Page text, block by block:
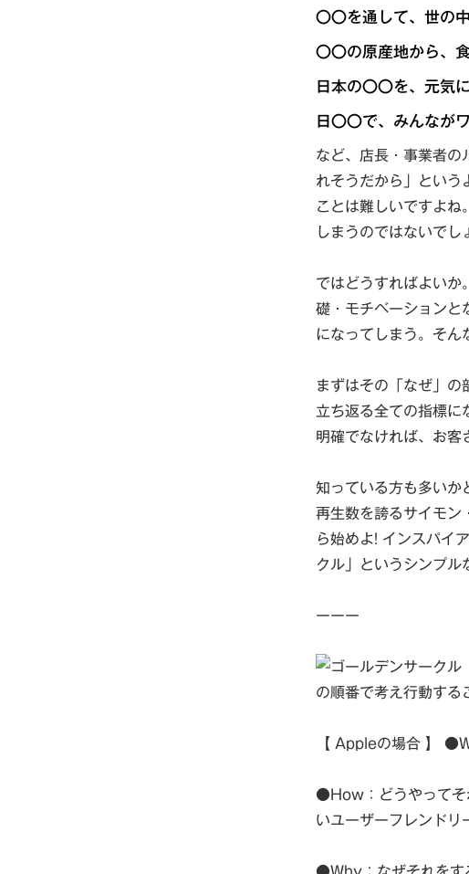
〇〇を通して、世の
〇〇の原産地から、
日本の〇〇を、元気
日〇〇で、みんなが
など、店長・事業者
れそうだから」とい
ことは難しいですよ
しまうのではないでし
ではどうすればよい
礎・モチベーション
になってしまう。そん
まずはその「なぜ」
立ち返る全ての指標
明確でなければ、お客
知っている方も多い
再生数を誇るサイモ
ら始めよ! インスパイ
クル」というシンプ
ーーー
の順番で考え行動す
【 Appleの場合 】
●How：どうやってそ
いユーザーフレンドリ